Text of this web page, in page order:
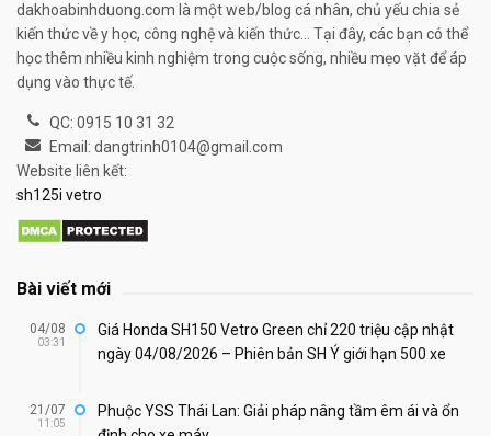
dakhoabinhduong.com là một web/blog cá nhân, chủ yếu chia sẻ
kiến thức về y học, công nghệ và kiến thức... Tại đây, các bạn có thể
học thêm nhiều kinh nghiệm trong cuộc sống, nhiều mẹo vặt để áp
dụng vào thực tế.
QC: 0915 10 31 32
Email: dangtrinh0104@gmail.com
Website liên kết:
sh125i vetro
Bài viết mới
04/08
03:31
Giá Honda SH150 Vetro Green chỉ 220 triệu cập nhật
ngày 04/08/2026 – Phiên bản SH Ý giới hạn 500 xe
21/07
11:05
Phuộc YSS Thái Lan: Giải pháp nâng tầm êm ái và ổn